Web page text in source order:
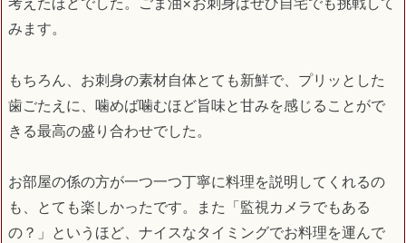
みます。
もちろん、お刺身の素材自体とても新鮮で、プリッとした
歯ごたえに、噛めば噛むほど旨味と甘みを感じることがで
きる最高の盛り合わせでした。
お部屋の係の方が一つ一つ丁寧に料理を説明してくれるの
も、とても楽しかったです。また「監視カメラでもある
の？」というほど、ナイスなタイミングでお料理を運んで